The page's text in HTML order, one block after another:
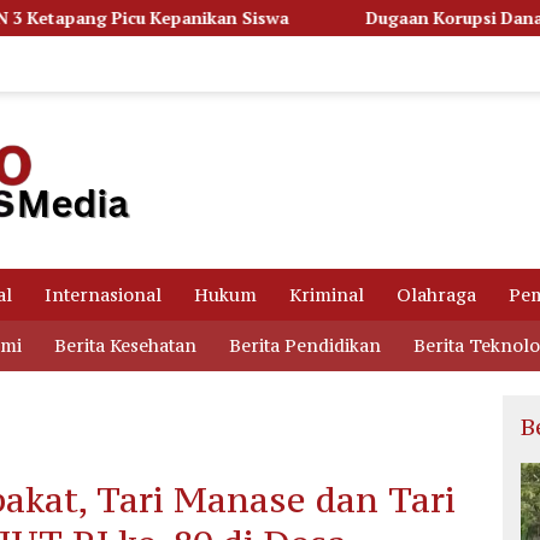
Dugaan Korupsi Dana Hibah Pilkada, Kejati Kalteng
Internasional Hukum Kriminal Olahraga
Berita Kesehatan Berita Pendidikan Berita
Tari Manase dan Tari